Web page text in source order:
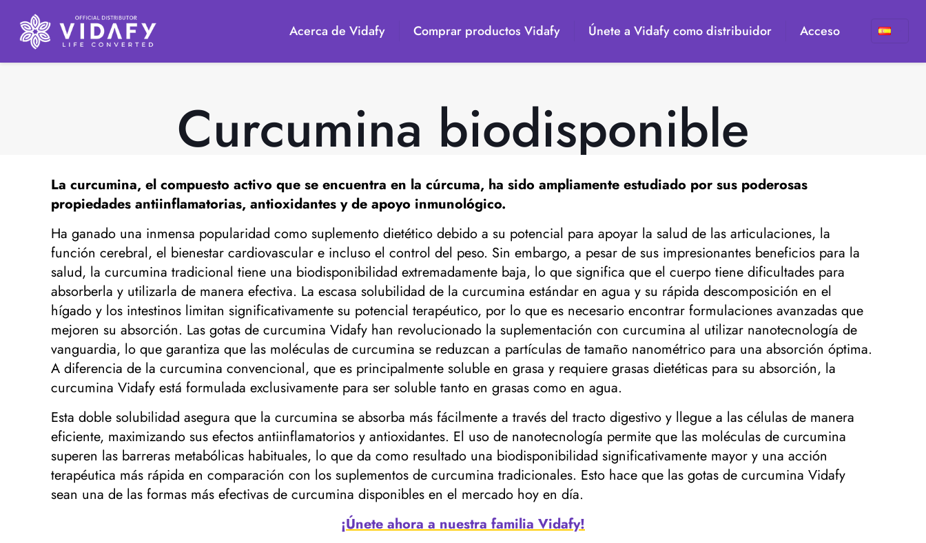
Acerca de Vidafy Comprar productos Vidafy Únete a Vidafy como distribuidor Acceso
Curcumina biodisponible
La curcumina, el compuesto activo que se encuentra en la cúrcuma, ha sido ampliamente estudiado por sus poderosas
propiedades antiinflamatorias, antioxidantes y de apoyo inmunológico.
Ha ganado una inmensa popularidad como suplemento dietético debido a su potencial para apoyar la salud de las articulaciones, la
función cerebral, el bienestar cardiovascular e incluso el control del peso. Sin embargo, a pesar de sus impresionantes beneficios para la
salud, la curcumina tradicional tiene una biodisponibilidad extremadamente baja, lo que significa que el cuerpo tiene dificultades para
absorberla y utilizarla de manera efectiva. La escasa solubilidad de la curcumina estándar en agua y su rápida descomposición en el
hígado y los intestinos limitan significativamente su potencial terapéutico, por lo que es necesario encontrar formulaciones avanzadas que
mejoren su absorción. Las gotas de curcumina Vidafy han revolucionado la suplementación con curcumina al utilizar nanotecnología de
vanguardia, lo que garantiza que las moléculas de curcumina se reduzcan a partículas de tamaño nanométrico para una absorción óptima.
A diferencia de la curcumina convencional, que es principalmente soluble en grasa y requiere grasas dietéticas para su absorción, la
curcumina Vidafy está formulada exclusivamente para ser soluble tanto en grasas como en agua.
Esta doble solubilidad asegura que la curcumina se absorba más fácilmente a través del tracto digestivo y llegue a las células de manera
eficiente, maximizando sus efectos antiinflamatorios y antioxidantes. El uso de nanotecnología permite que las moléculas de curcumina
superen las barreras metabólicas habituales, lo que da como resultado una biodisponibilidad significativamente mayor y una acción
terapéutica más rápida en comparación con los suplementos de curcumina tradicionales. Esto hace que las gotas de curcumina Vidafy
sean una de las formas más efectivas de curcumina disponibles en el mercado hoy en día.
¡Únete ahora a nuestra familia Vidafy!